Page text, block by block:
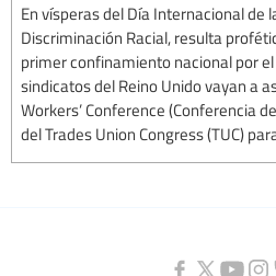
En vísperas del Día Internacional de
Discriminación Racial, resulta
primer confinamiento nacional por
sindicatos del Reino Unido vayan a
Workers’ Conference (Conferencia
del Trades Union Congress (TUC)